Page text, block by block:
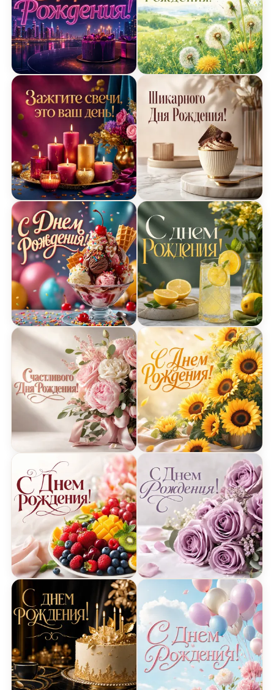
Открытка Днем Рождения с неоновыми огнями
Открытка Днем Рождения с праздничными
Открытка Днем Рождения с мороженым
Открытка Днем Рождения с романтическим
Открытка Днем Рождения с фруктами на
Открытка Днем
Открытка Днем
Открытка Днем
Открытка Днем
Открытка Днем